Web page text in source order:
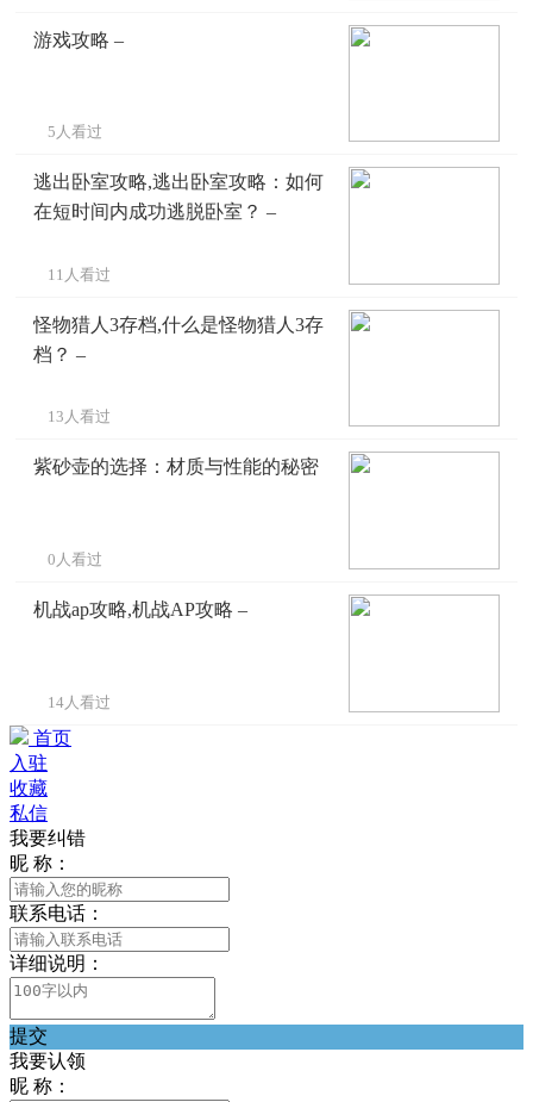
游戏攻略 –
5人看过
逃出卧室攻略,逃出卧室攻略：如何
在短时间内成功逃脱卧室？ –
11人看过
怪物猎人3存档,什么是怪物猎人3存
档？ –
13人看过
紫砂壶的选择：材质与性能的秘密
0人看过
机战ap攻略,机战AP攻略 –
14人看过
首页
入驻
收藏
私信
我要纠错
昵 称：
联系电话：
详细说明：
提交
我要认领
昵 称：